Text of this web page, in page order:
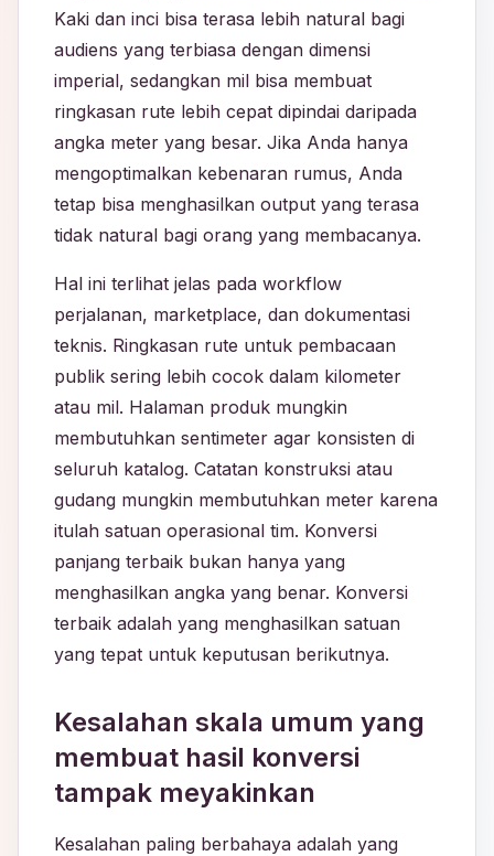
Kaki dan inci bisa terasa lebih natural bagi
audiens yang terbiasa dengan dimensi
imperial, sedangkan mil bisa membuat
ringkasan rute lebih cepat dipindai daripada
angka meter yang besar. Jika Anda hanya
mengoptimalkan kebenaran rumus, Anda
tetap bisa menghasilkan output yang terasa
tidak natural bagi orang yang membacanya.
Hal ini terlihat jelas pada workflow
perjalanan, marketplace, dan dokumentasi
teknis. Ringkasan rute untuk pembacaan
publik sering lebih cocok dalam kilometer
atau mil. Halaman produk mungkin
membutuhkan sentimeter agar konsisten di
seluruh katalog. Catatan konstruksi atau
gudang mungkin membutuhkan meter karena
itulah satuan operasional tim. Konversi
panjang terbaik bukan hanya yang
menghasilkan angka yang benar. Konversi
terbaik adalah yang menghasilkan satuan
yang tepat untuk keputusan berikutnya.
Kesalahan skala umum yang
membuat hasil konversi
tampak meyakinkan
Kesalahan paling berbahaya adalah yang